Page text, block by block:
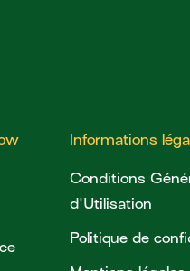
Informations
Conditions
d'Utilisation
Politique de